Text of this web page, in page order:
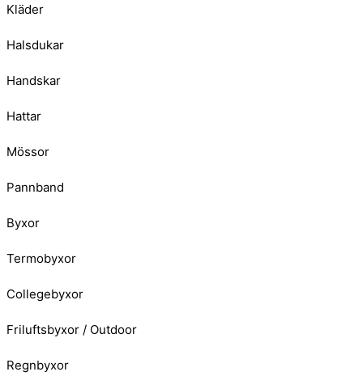
Kläder
Halsdukar
Handskar
Hattar
Mössor
Pannband
Byxor
Termobyxor
Collegebyxor
Friluftsbyxor / Outdoor
Regnbyxor